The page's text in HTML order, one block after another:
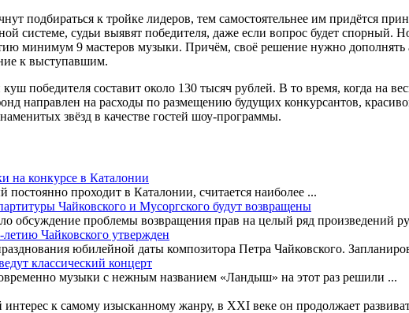
подбираться к тройке лидеров, тем самостоятельнее им придётся
системе, судьи выявят победителя, даже если вопрос будет спорный.
минимум 9 мастеров музыки. Причём, своё решение нужно
к выступавшим.
победителя составит около 130 тысяч рублей. В то время, когда на
направлен на расходы по размещению будущих конкурсантов,
звёзд в качестве гостей шоу-программы.
на конкурсе в Каталонии
проходит в Каталонии, считается наиболее ...
Чайковского и Мусоргского будут возвращены
обсуждение проблемы возвращения прав на целый ряд произведений
Чайковского утвержден
юбилейной даты композитора Петра Чайковского.
классический концерт
музыки с нежным названием «Ландыш» на этот раз решили ...
к самому изысканному жанру, в XXI веке он продолжает